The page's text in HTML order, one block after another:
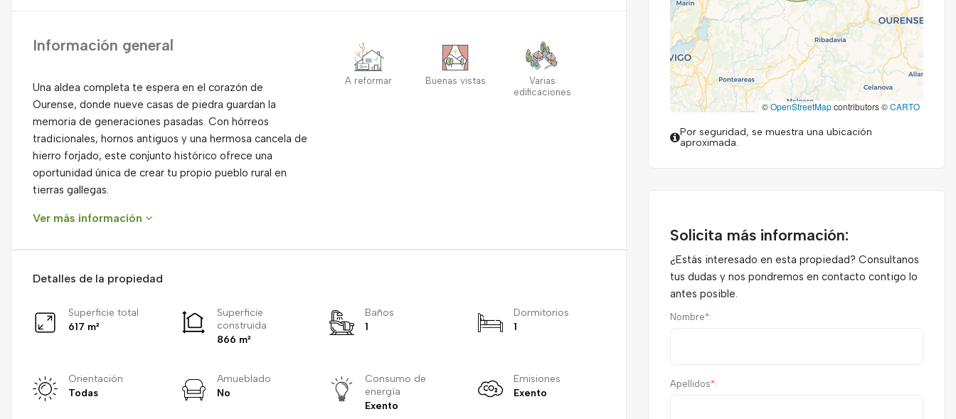
Información general
Una aldea completa te espera en el corazón de
Ourense, donde nueve casas de piedra guardan la
memoria de generaciones pasadas. Con hórreos
tradicionales, hornos antiguos y una hermosa cancela de
hierro forjado, este conjunto histórico ofrece una
oportunidad única de crear tu propio pueblo rural en
tierras gallegas.
A reformar Buenas vistas
Varias
edificaciones
Ver más información
Detalles de la propiedad
Superficie total
617 m²
Superficie
construida
866 m²
Baños
1
Dormitorios
1
Orientación
Todas
Amueblado
No
Consumo de
energía
Exento
Emisiones
Exento
©OpenStreetMapcontributors ©CARTO
Por seguridad, se muestra una ubicación
aproximada.
Solicita más información:
¿Estás interesado en esta propiedad? Consultanos
tus dudas y nos pondremos en contacto contigo lo
antes posible.
Nombre*:
Apellidos*: